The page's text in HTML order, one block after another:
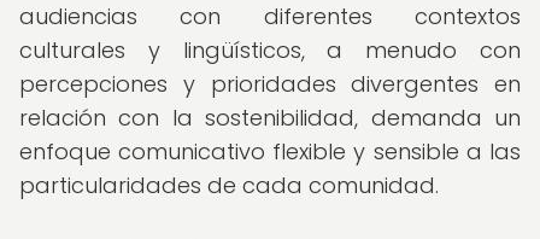
audiencias con diferentes contextos
culturales y lingüísticos, a menudo con
percepciones y prioridades divergentes en
relación con la sostenibilidad, demanda un
enfoque comunicativo flexible y sensible a las
particularidades de cada comunidad.